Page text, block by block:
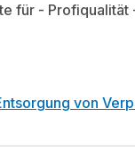
für -
von